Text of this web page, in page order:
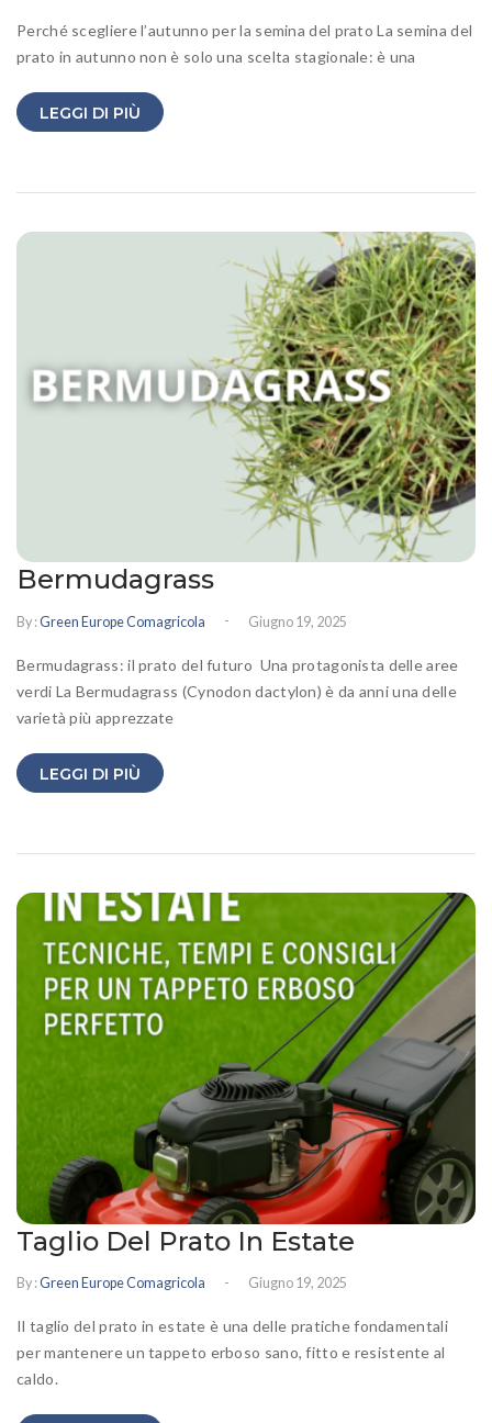
Perché scegliere l’autunno per la semina del prato La semina del
prato in autunno non è solo una scelta stagionale: è una
LEGGI DI PIÙ
Bermudagrass
By : Green Europe Comagricola - Giugno 19, 2025
Bermudagrass: il prato del futuro Una protagonista delle aree
verdi La Bermudagrass (Cynodon dactylon) è da anni una delle
varietà più apprezzate
LEGGI DI PIÙ
Taglio Del Prato In Estate
By : Green Europe Comagricola - Giugno 19, 2025
Il taglio del prato in estate è una delle pratiche fondamentali
per mantenere un tappeto erboso sano, fitto e resistente al
caldo.